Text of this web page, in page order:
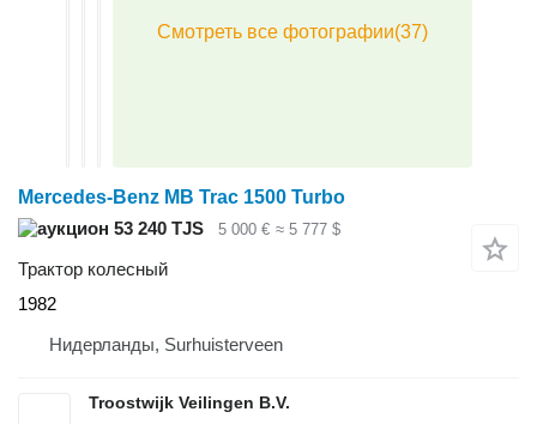
Mercedes-Benz MB Trac 1500 Turbo
53 240 TJS
5 000 € ≈ 5 777 $
Трактор колесный
1982
Нидерланды, Surhuisterveen
Troostwijk Veilingen B.V.